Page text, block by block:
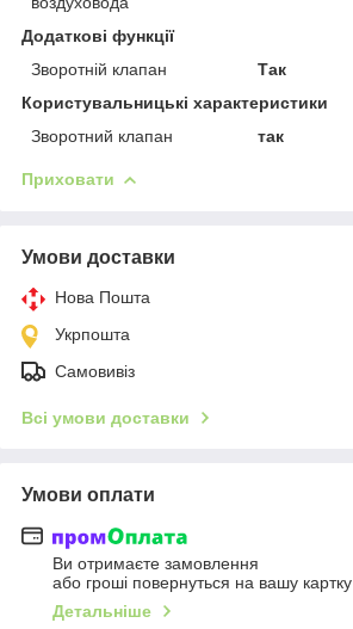
Додаткові функції
Зворотній клапан
Так
Користувальницькі характеристики
Зворотний клапан
так
Приховати
Умови доставки
Нова Пошта
Укрпошта
Самовивіз
Всі умови доставки
Умови оплати
Ви отримаєте замовлення
або гроші повернуться на вашу картку
Детальніше